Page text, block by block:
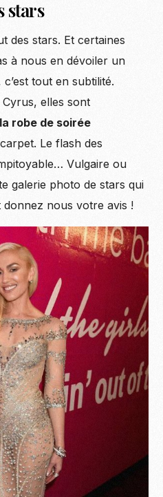
stars
des stars. Et certaines
à nous en dévoiler un
tout en subtilité.
elles sont
la robe de soirée
Le flash des
Vulgaire ou
galerie photo de stars qui
nous votre avis !